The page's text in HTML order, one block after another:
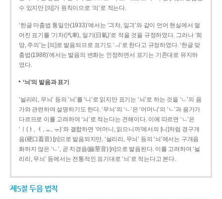
수 있지만 [의]가 원칙이므로 ‘의’로 적는다.
‘한글 마춤법 통일안(1933)’에서는 ‘긔챠, 일긔’와 같이 언어 현실에서 멀
어진 표기를 ‘기차(汽車), 일기(日氣)’로 적을 것을 규정하였다. 그러나 ‘희
망, 주의’는 [의]로 발음되므로 표기도 ‘ㅢ’로 한다고 규정하였다. ‘한글 맞
춤법(1988)’에서는 발음의 변화는 인정하면서 표기는 기존대로 유지하
였다.
‘늬’의 발음과 표기
‘늴리리, 무늬’ 등의 ‘늬’를 ‘니’로 읽지만 표기는 ‘늬’로 하는 것을 ‘ㄴ’의 음
가와 관련하여 설명하기도 한다. ‘무늬’의 ‘ㄴ’은 ‘어머니’의 ‘ㄴ’과 음가가
다르므로 이를 고려하여 ‘늬’로 적는다는 견해이다. 이에 따르면 ‘ㄴ’은
‘ㅣ(ㅑ, ㅕ, ㅛ, ㅠ)’와 결합하면 ‘어머니, 읽으니까’에서의 [니]처럼 경구개
음(硬口蓋音) [ɲ]으로 발음되지만, ‘늴리리, 무늬’ 등의 ‘늬’에서는 구개음
화하지 않은 ‘ㄴ’, 곧 치경음(齒莖音) [n]으로 발음된다. 이를 고려하여 ‘늴
리리, 무늬’ 등에서는 전통적인 표기대로 ‘늬’로 적는다고 본다.
제5절 두음 법칙